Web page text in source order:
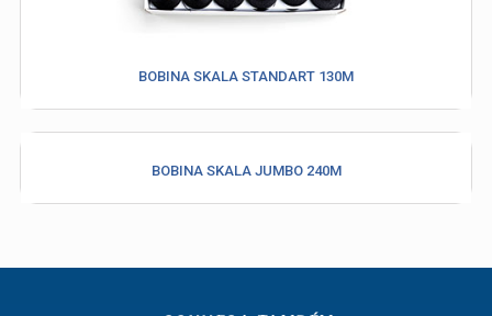
BOBINA SKALA STANDART 130M
BOBINA SKALA JUMBO 240M